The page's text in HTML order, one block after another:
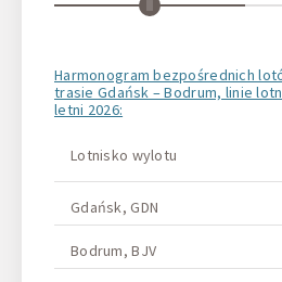
Harmonogram bezpośrednich
trasie Gdańsk – Bodrum, linie
letni 2026:
Lotnisko wylotu
Gdańsk, GDN
Bodrum, BJV